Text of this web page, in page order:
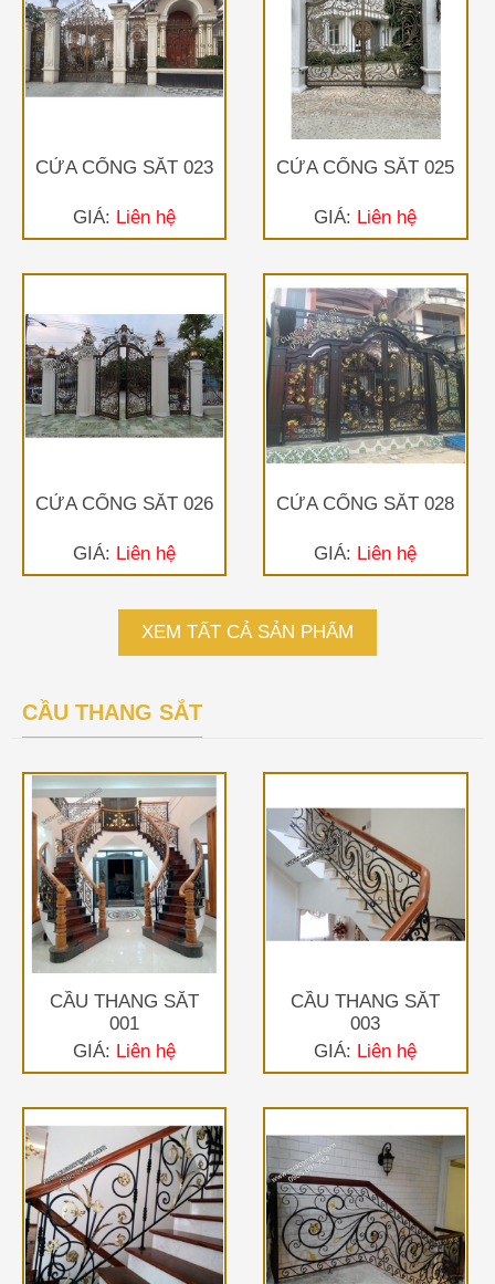
CỬA CỔNG SẮT 023
GIÁ: Liên hệ
CỬA CỔNG SẮT 025
GIÁ: Liên hệ
CỬA CỔNG SẮT 026
GIÁ: Liên hệ
CỬA CỔNG SẮT 028
GIÁ: Liên hệ
XEM TẤT CẢ SẢN PHẨM
CẦU THANG SẮT
CẦU THANG SẮT
001
GIÁ: Liên hệ
CẦU THANG SẮT
003
GIÁ: Liên hệ